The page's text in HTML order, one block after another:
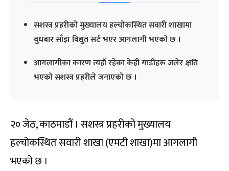
सशस्त्र प्रहरीको मुख्यालय हल्चोकस्थित सवारी शाखामा
बुधबार साँझ विद्युत सर्ट भएर आगलागी भएको छ ।
आगलागीका कारण त्यहाँ रहेका केही गाडीहरू जलेर क्षति
भएको सशस्त्र प्रहरीले जनाएको छ ।
२० जेठ, काठमाडौं । सशस्त्र प्रहरीको मुख्यालय
हल्चोकस्थित सवारी शाखा (एमटी शाखा)मा आगलागी
भएको छ ।